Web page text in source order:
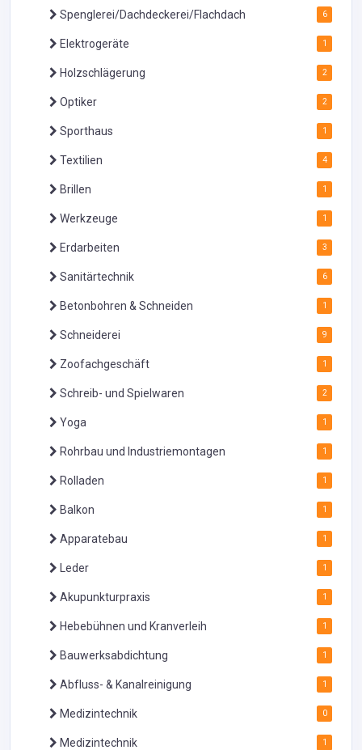
Spenglerei/Dachdeckerei/Flachdach 6
Elektrogeräte 1
Holzschlägerung 2
Optiker 2
Sporthaus 1
Textilien 4
Brillen 1
Werkzeuge 1
Erdarbeiten 3
Sanitärtechnik 6
Betonbohren & Schneiden 1
Schneiderei 9
Zoofachgeschäft 1
Schreib- und Spielwaren 2
Yoga 1
Rohrbau und Industriemontagen 1
Rolladen 1
Balkon 1
Apparatebau 1
Leder 1
Akupunkturpraxis 1
Hebebühnen und Kranverleih 1
Bauwerksabdichtung 1
Abfluss- & Kanalreinigung 1
Medizintechnik 0
Medizintechnik 1